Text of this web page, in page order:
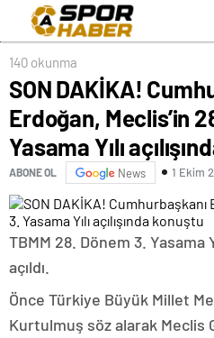
konuştu
140 okunma
SON DAKİKA!
Erdoğan, Meclis’in
Yasama Yılı
ABONE OL News 1 Ekim
TBMM 28. Dönem 3. Yasama
açıldı.
Önce Türkiye Büyük Millet
Kurtulmuş söz alarak Meclis